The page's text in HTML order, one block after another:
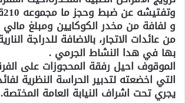
و لفافة من مخدر الكوكايين ومبلغ
من عائدات الاتجار، بالاضافة للدراجة
بها في هدا النشاط الجرمي .
الموقوف احيل رفقة المحجوزات على
التي اخضعته لتدبير الحراسة النظرية
يجري تحت اشراف النيابة العامة المختصة.